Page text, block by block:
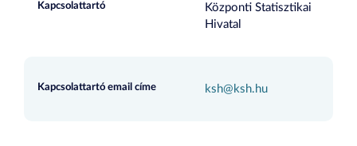
Kapcsolattartó
Központi Statisztikai
Hivatal
Kapcsolattartó email címe ksh@ksh.hu